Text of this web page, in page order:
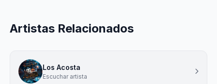
Artistas Relacionados
Los Acosta
Escuchar artista